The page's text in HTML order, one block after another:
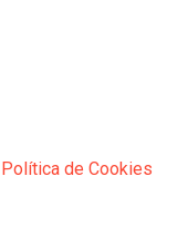
de Cookies